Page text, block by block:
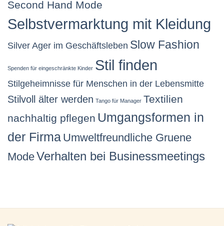
Second Hand Mode
Selbstvermarktung mit Kleidung
Silver Ager im Geschäftsleben Slow Fashion
Spenden für eingeschränkte Kinder Stil finden
Stilgeheimnisse für Menschen in der Lebensmitte
Stilvoll älter werden Tango für Manager Textilien
nachhaltig pflegen Umgangsformen in
der Firma Umweltfreundliche Gruene
ModeVerhalten bei Businessmeetings